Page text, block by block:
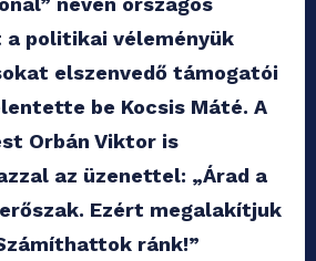
politikai véleményük
elszenvedő támogatói
be Kocsis Máté. A
Orbán Viktor is
az üzenettel: „Árad a
Ezért megalakítjuk
ránk!”